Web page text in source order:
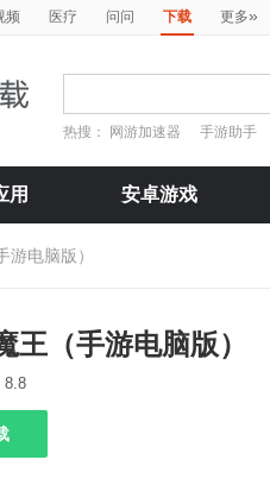
频 医疗 问问 下载 更多»
热搜： 网游加速器 手游助手
用 安卓游戏
游电脑版）
王（手游电脑版）
8.8